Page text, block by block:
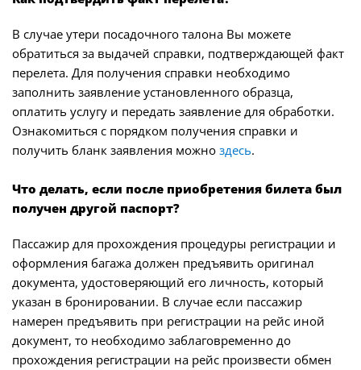
В случае утери посадочного талона Вы можете
обратиться за выдачей справки, подтверждающей факт
перелета. Для получения справки необходимо
заполнить заявление установленного образца,
оплатить услугу и передать заявление для обработки.
Ознакомиться с порядком получения справки и
получить бланк заявления можно здесь.
Что делать, если после приобретения билета был
получен другой паспорт?
Пассажир для прохождения процедуры регистрации и
оформления багажа должен предъявить оригинал
документа, удостоверяющий его личность, который
указан в бронировании. В случае если пассажир
намерен предъявить при регистрации на рейс иной
документ, то необходимо заблаговременно до
прохождения регистрации на рейс произвести обмен